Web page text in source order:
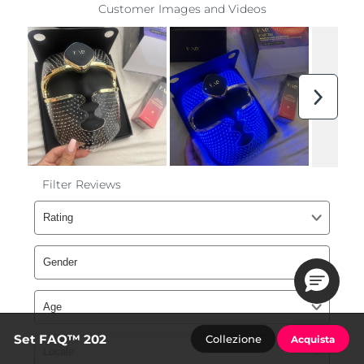
Set FAQ™ 202 Collezione Acquista